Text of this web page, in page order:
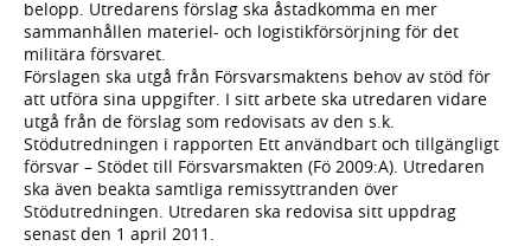
belopp. Utredarens förslag ska åstadkomma en mer
sammanhållen materiel- och logistikförsörjning för det
militära försvaret.
Förslagen ska utgå från Försvarsmaktens behov av stöd för
att utföra sina uppgifter. I sitt arbete ska utredaren vidare
utgå från de förslag som redovisats av den s.k.
Stödutredningen i rapporten Ett användbart och tillgängligt
försvar – Stödet till Försvarsmakten (Fö 2009:A). Utredaren
ska även beakta samtliga remissyttranden över
Stödutredningen. Utredaren ska redovisa sitt uppdrag
senast den 1 april 2011.